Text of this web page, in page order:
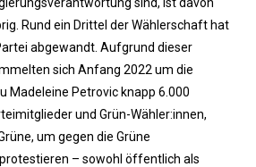
Rund ein Drittel der Wählerschaft hat
abgewandt. Aufgrund dieser
sich Anfang 2022 um die
Madeleine Petrovic knapp 6.000
und Grün-Wähler:innen,
um gegen die Grüne
– sowohl öffentlich als